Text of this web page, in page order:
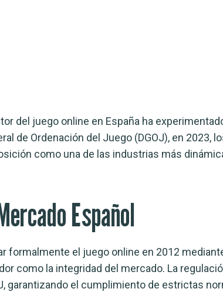
del juego online en España ha
de Ordenación del Juego (DGOJ), en 2023,
como una de las industrias más
Español
formalmente el juego online en 2012
como la integridad del mercado. La
garantizando el cumplimiento de estrictas